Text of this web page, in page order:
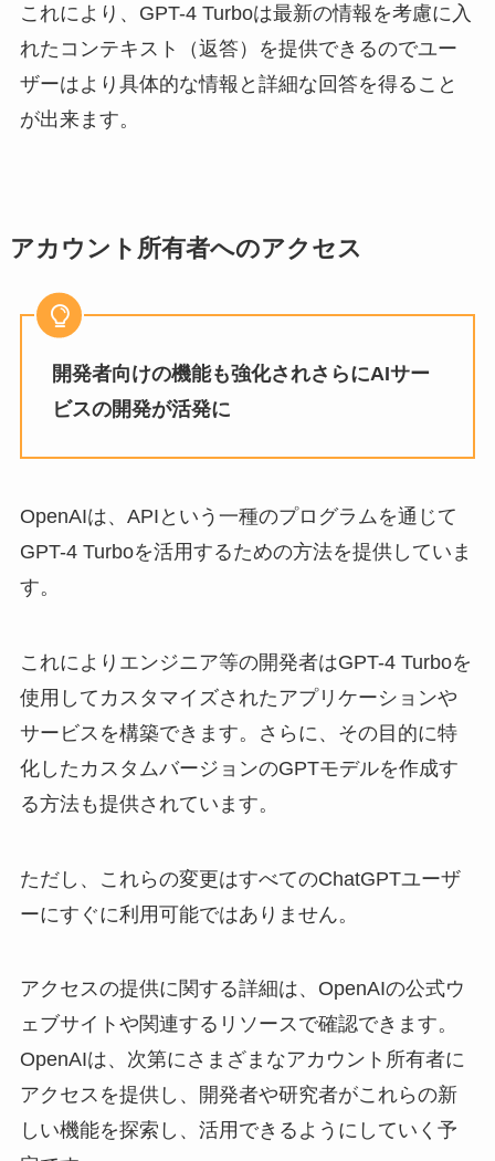
これにより、GPT-4 Turboは最新の情報を考慮に入
れたコンテキスト（返答）を提供できるのでユー
ザーはより具体的な情報と詳細な回答を得ること
が出来ます。
アカウント所有者へのアクセス
開発者向けの機能も強化されさらにAIサー
ビスの開発が活発に
OpenAIは、APIという一種のプログラムを通じて
GPT-4 Turboを活用するための方法を提供していま
す。
これによりエンジニア等の開発者はGPT-4 Turboを
使用してカスタマイズされたアプリケーションや
サービスを構築できます。さらに、その目的に特
化したカスタムバージョンのGPTモデルを作成す
る方法も提供されています。
ただし、これらの変更はすべてのChatGPTユーザ
ーにすぐに利用可能ではありません。
アクセスの提供に関する詳細は、OpenAIの公式ウ
ェブサイトや関連するリソースで確認できます。
OpenAIは、次第にさまざまなアカウント所有者に
アクセスを提供し、開発者や研究者がこれらの新
しい機能を探索し、活用できるようにしていく予